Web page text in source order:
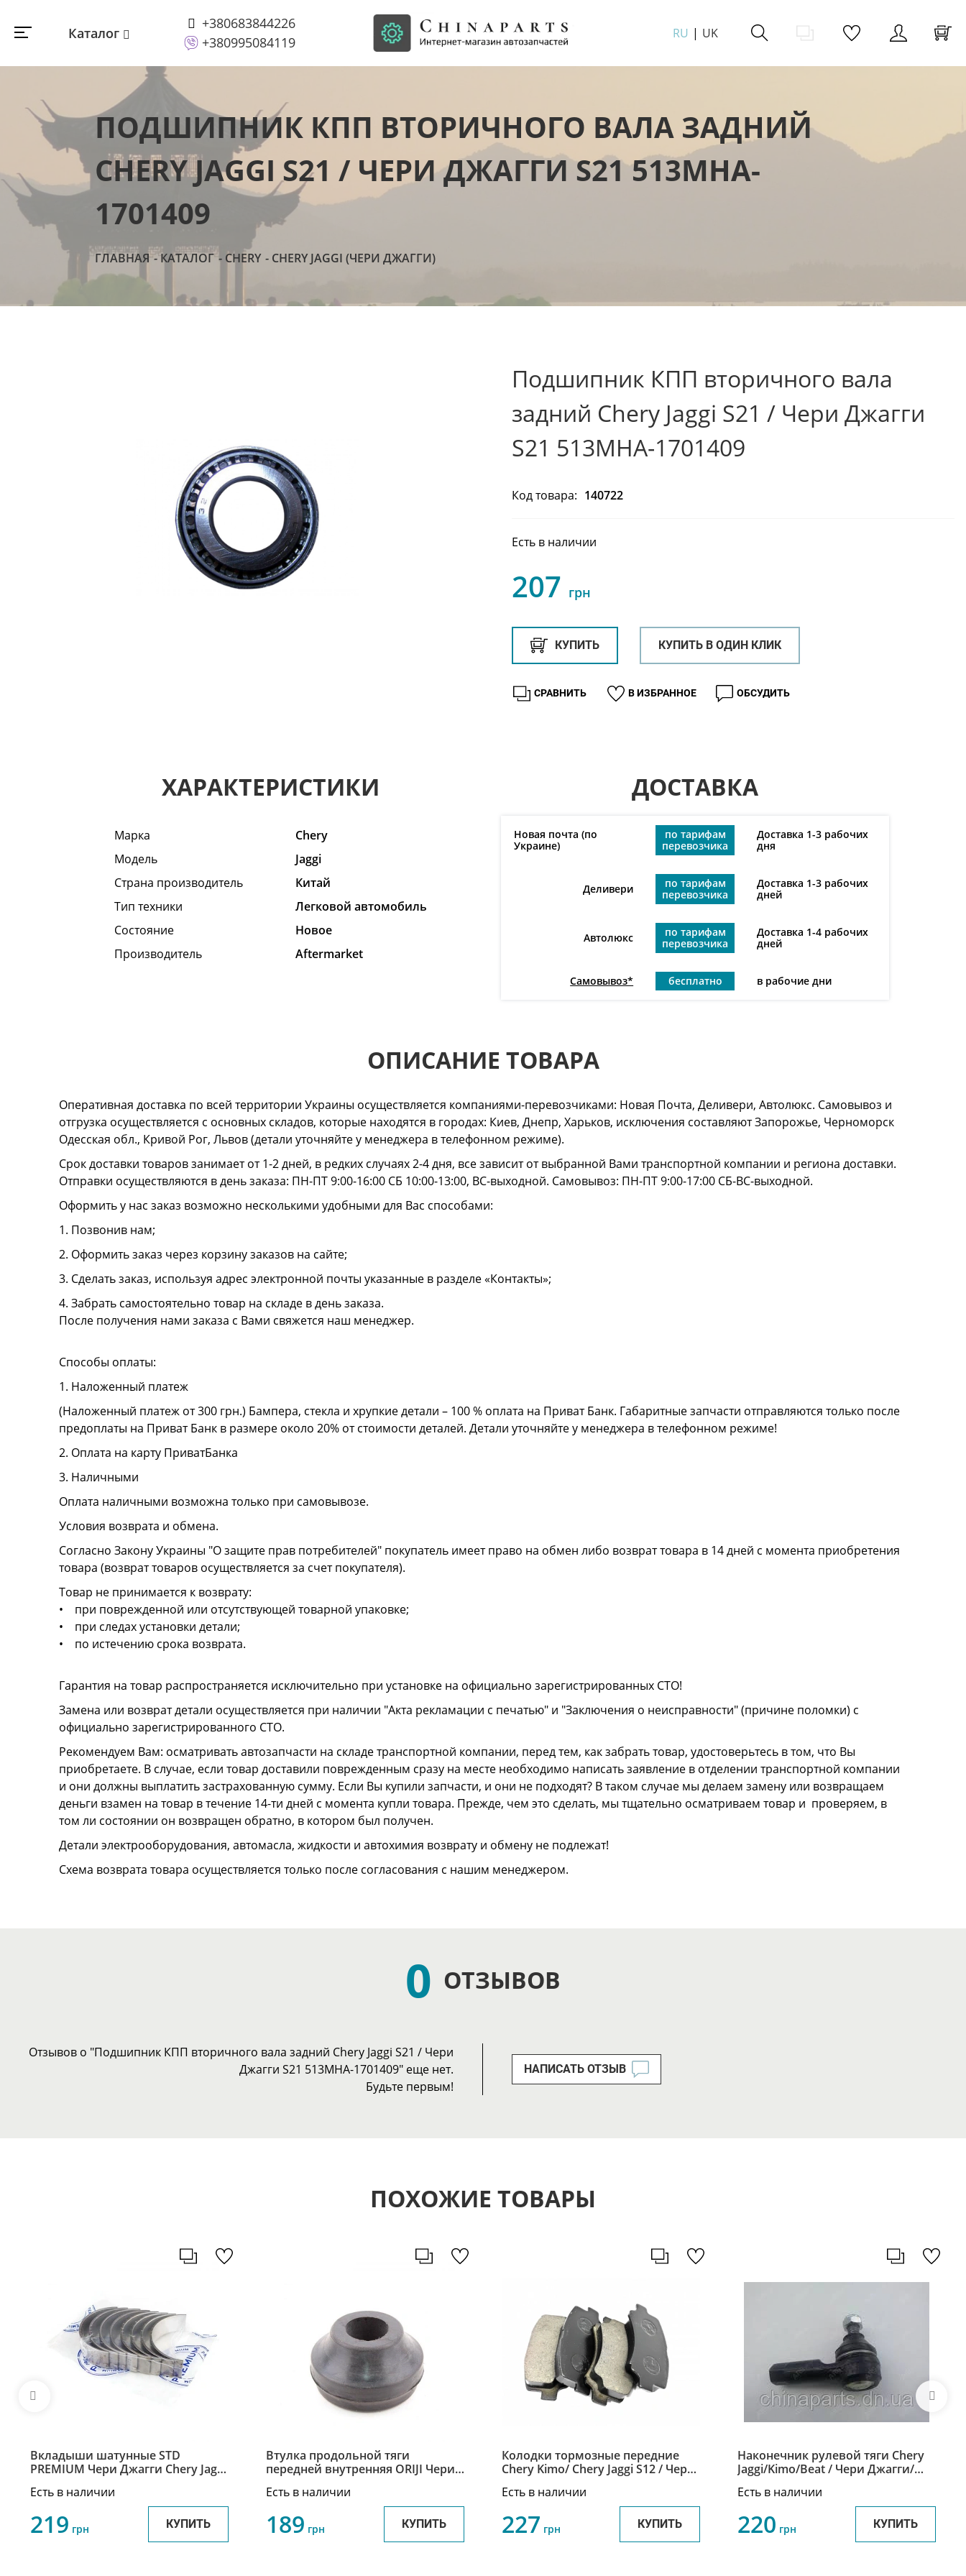
Каталог
+380683844226
+380995084119
RU UK
ПОДШИПНИК КПП ВТОРИЧНОГО ВАЛА ЗАДНИЙ
CHERY JAGGI S21 / ЧЕРИ ДЖАГГИ S21 513MHA-
1701409
ГЛАВНАЯ КАТАЛОГ CHERY CHERY JAGGI (ЧЕРИ ДЖАГГИ)
Подшипник КПП вторичного вала
задний Chery Jaggi S21 / Чери Джагги
S21 513MHA-1701409
Код товара: 140722
Есть в наличии
207 грн
КУПИТЬ КУПИТЬ В ОДИН КЛИК
В ИЗБРАННОЕ
СРАВНИТЬ ОБСУДИТЬ
ХАРАКТЕРИСТИКИ
Марка
Chery
Модель
Jaggi
Страна производитель
Китай
Тип техники
Легковой автомобиль
Состояние
Hовое
Производитель
Aftermarket
ДОСТАВКА
Новая почта (по
Украине)
по тарифам
перевозчика
Доставка 1-3 рабочих
дня
Деливери
по тарифам
перевозчика
Доставка 1-3 рабочих
дней
Автолюкс
по тарифам
перевозчика
Доставка 1-4 рабочих
дней
Самовывоз* бесплатно в рабочие дни
ОПИСАНИЕ ТОВАРА
Оперативная доставка по всей территории Украины осуществляется компаниями-перевозчиками: Новая Почта, Деливери, Автолюкс. Самовывоз и
отгрузка осуществляется с основных складов, которые находятся в городах: Киев, Днепр, Харьков, исключения составляют Запорожье, Черноморск
Одесская обл., Кривой Рог, Львов (детали уточняйте у менеджера в телефонном режиме).
Срок доставки товаров занимает от 1-2 дней, в редких случаях 2-4 дня, все зависит от выбранной Вами транспортной компании и региона доставки.
Отправки осуществляются в день заказа: ПН-ПТ 9:00-16:00 СБ 10:00-13:00, ВС-выходной. Самовывоз: ПН-ПТ 9:00-17:00 СБ-ВС-выходной.
Оформить у нас заказ возможно несколькими удобными для Вас способами:
1. Позвонив нам;
2. Оформить заказ через корзину заказов на сайте;
3. Сделать заказ, используя адрес электронной почты указанные в разделе «Контакты»;
4. Забрать самостоятельно товар на складе в день заказа.
После получения нами заказа с Вами свяжется наш менеджер.
Способы оплаты:
1. Наложенный платеж
(Наложенный платеж от 300 грн.) Бампера, стекла и хрупкие детали – 100 % оплата на Приват Банк. Габаритные запчасти отправляются только после
предоплаты на Приват Банк в размере около 20% от стоимости деталей. Детали уточняйте у менеджера в телефонном режиме!
2. Оплата на карту ПриватБанка
3. Наличными
Оплата наличными возможна только при самовывозе.
Условия возврата и обмена.
Согласно Закону Украины "О защите прав потребителей" покупатель имеет право на обмен либо возврат товара в 14 дней с момента приобретения
товара (возврат товаров осуществляется за счет покупателя).
Товар не принимается к возврату:
• при поврежденной или отсутствующей товарной упаковке;
• при следах установки детали;
• по истечению срока возврата.
Гарантия на товар распространяется исключительно при установке на официально зарегистрированных СТО!
Замена или возврат детали осуществляется при наличии "Акта рекламации с печатью" и "Заключения о неисправности" (причине поломки) с
официально зарегистрированного СТО.
Рекомендуем Вам: осматривать автозапчасти на складе транспортной компании, перед тем, как забрать товар, удостоверьтесь в том, что Вы
приобретаете. В случае, если товар доставили поврежденным сразу на месте необходимо написать заявление в отделении транспортной компании
и они должны выплатить застрахованную сумму. Если Вы купили запчасти, и они не подходят? В таком случае мы делаем замену или возвращаем
деньги взамен на товар в течение 14-ти дней с момента купли товара. Прежде, чем это сделать, мы тщательно осматриваем товар и проверяем, в
том ли состоянии он возвращен обратно, в котором был получен.
Детали электрооборудования, автомасла, жидкости и автохимия возврату и обмену не подлежат!
Схема возврата товара осуществляется только после согласования с нашим менеджером.
0 ОТЗЫВОВ
Отзывов о "Подшипник КПП вторичного вала задний Chery Jaggi S21 / Чери
Джагги S21 513MHA-1701409" еще нет.
Будьте первым!
НАПИСАТЬ ОТЗЫВ
ПОХОЖИЕ ТОВАРЫ
Вкладыши шатунные STD
PREMIUM Чери Джагги Chery Jaggi
Есть в наличии
219 грн КУПИТЬ
Втулка продольной тяги
передней внутренняя ORIJI Чери
Есть в наличии
189 грн КУПИТЬ
Колодки тормозные передние
Chery Kimo/ Chery Jaggi S12 / Чери
Есть в наличии
227 грн КУПИТЬ
Наконечник рулевой тяги Chery
Jaggi/Kimo/Beat / Чери Джагги/
Есть в наличии
220 грн КУПИТЬ